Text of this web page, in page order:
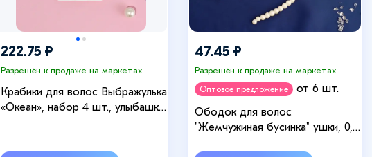
222.75 ₽
Разрешён к продаже на маркетах
Крабики для волос Выбражулька
«Океан», набор 4 шт., улыбашки,
47.45 ₽
Разрешён к продаже на маркетах
Оптовое предложение
от 6 шт.
Ободок для волос
"Жемчужиная бусинка" ушки, 0,5